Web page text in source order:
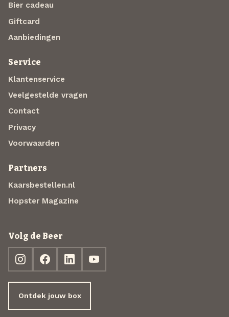
Bier cadeau
Giftcard
Aanbiedingen
Service
Klantenservice
Veelgestelde vragen
Contact
Privacy
Voorwaarden
Partners
Kaarsbestellen.nl
Hopster Magazine
Volg de Beer
Ontdek jouw box